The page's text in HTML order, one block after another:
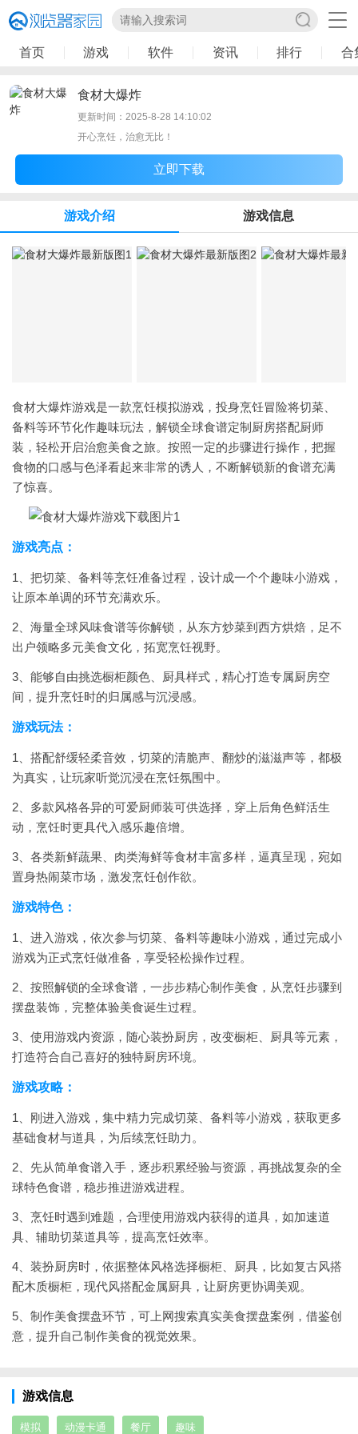
首页 游戏 软件 资讯 排行 合
食材大爆炸
更新时间：2025-8-28 14:10:02
开心烹饪，治愈无比！
立即下载
游戏介绍 游戏信息
食材大爆炸游戏是一款烹饪模拟游戏，投身烹饪冒险将切菜、
备料等环节化作趣味玩法，解锁全球食谱定制厨房搭配厨师
装，轻松开启治愈美食之旅。按照一定的步骤进行操作，把握
食物的口感与色泽看起来非常的诱人，不断解锁新的食谱充满
了惊喜。
游戏亮点：
1、把切菜、备料等烹饪准备过程，设计成一个个趣味小游戏，
让原本单调的环节充满欢乐。
2、海量全球风味食谱等你解锁，从东方炒菜到西方烘焙，足不
出户领略多元美食文化，拓宽烹饪视野。
3、能够自由挑选橱柜颜色、厨具样式，精心打造专属厨房空
间，提升烹饪时的归属感与沉浸感。
游戏玩法：
1、搭配舒缓轻柔音效，切菜的清脆声、翻炒的滋滋声等，都极
为真实，让玩家听觉沉浸在烹饪氛围中。
2、多款风格各异的可爱厨师装可供选择，穿上后角色鲜活生
动，烹饪时更具代入感乐趣倍增。
3、各类新鲜蔬果、肉类海鲜等食材丰富多样，逼真呈现，宛如
置身热闹菜市场，激发烹饪创作欲。
游戏特色：
1、进入游戏，依次参与切菜、备料等趣味小游戏，通过完成小
游戏为正式烹饪做准备，享受轻松操作过程。
2、按照解锁的全球食谱，一步步精心制作美食，从烹饪步骤到
摆盘装饰，完整体验美食诞生过程。
3、使用游戏内资源，随心装扮厨房，改变橱柜、厨具等元素，
打造符合自己喜好的独特厨房环境。
游戏攻略：
1、刚进入游戏，集中精力完成切菜、备料等小游戏，获取更多
基础食材与道具，为后续烹饪助力。
2、先从简单食谱入手，逐步积累经验与资源，再挑战复杂的全
球特色食谱，稳步推进游戏进程。
3、烹饪时遇到难题，合理使用游戏内获得的道具，如加速道
具、辅助切菜道具等，提高烹饪效率。
4、装扮厨房时，依据整体风格选择橱柜、厨具，比如复古风搭
配木质橱柜，现代风搭配金属厨具，让厨房更协调美观。
5、制作美食摆盘环节，可上网搜索真实美食摆盘案例，借鉴创
意，提升自己制作美食的视觉效果。
游戏信息
模拟 动漫卡通 餐厅 趣味